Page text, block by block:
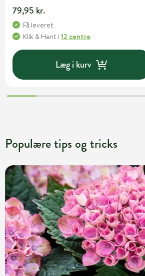
79,95 kr.
Få leveret
Klik & Hent i 12 centre
Læg i kurv
Populære tips og tricks